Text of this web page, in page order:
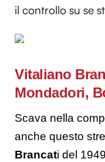
il controllo su se
Vitaliano
Mondadori,
Scava nella
anche questo
Brancati del